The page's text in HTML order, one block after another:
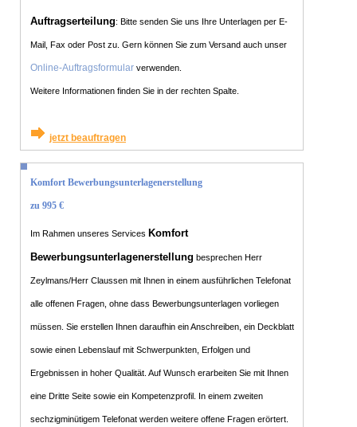
Auftragserteilung: Bitte senden Sie uns Ihre Unterlagen per E-
Mail, Fax oder Post zu. Gern können Sie zum Versand auch unser
Online-Auftragsformular verwenden.
Weitere Informationen finden Sie in der rechten Spalte.
jetzt beauftragen
Komfort Bewerbungsunterlagenerstellung
zu 995 €
Im Rahmen unseres Services Komfort
Bewerbungsunterlagenerstellung besprechen Herr
Zeylmans/Herr Claussen mit Ihnen in einem ausführlichen Telefonat
alle offenen Fragen, ohne dass Bewerbungsunterlagen vorliegen
müssen. Sie erstellen Ihnen daraufhin ein Anschreiben, ein Deckblatt
sowie einen Lebenslauf mit Schwerpunkten, Erfolgen und
Ergebnissen in hoher Qualität. Auf Wunsch erarbeiten Sie mit Ihnen
eine Dritte Seite sowie ein Kompetenzprofil. In einem zweiten
sechzigminütigem Telefonat werden weitere offene Fragen erörtert.